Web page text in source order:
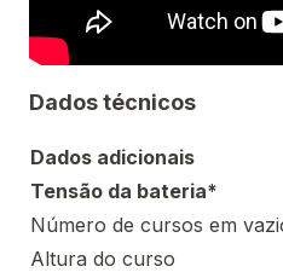
Dados técnicos
Dados adicionais
Tensão da bateria*
Número de cursos em
Altura do curso